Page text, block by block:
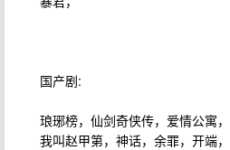
国产剧:
琅琊榜，仙剑奇侠传，爱情公寓
我叫赵甲第，神话，余罪，开端，